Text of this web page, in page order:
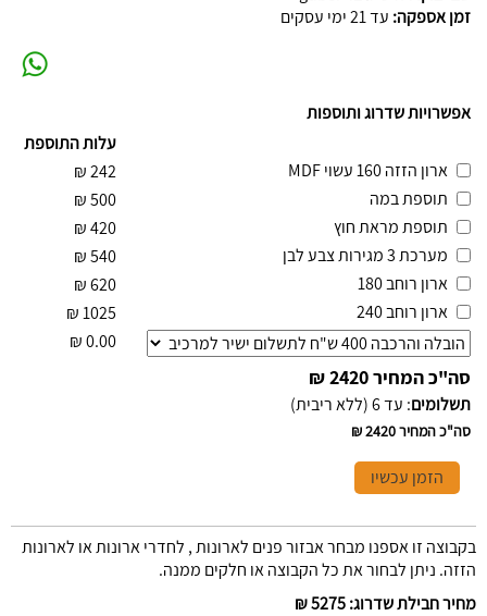
זמן אספקה: עד 21 ימי עסקים
אפשרויות שדרוג ותוספות
עלות התוספת
ארון הזזה 160 עשוי MDF
242
₪
תוספת במה
500
₪
תוספת מראת חוץ
420
₪
מערכת 3 מגירות צבע לבן
540
₪
ארון רוחב 180
620
₪
ארון רוחב 240
1025
₪
0.00
₪
סה"כ המחיר2420 ₪
תשלומים: עד 6 (ללא ריבית)
סה"כ המחיר2420 ₪
הזמן עכשיו
בקבוצה זו אספנו מבחר אבזור פנים לארונות , לחדרי ארונות או לארונות
הזזה. ניתן לבחור את כל הקבוצה או חלקים ממנה.
מחיר חבילת שדרוג:
5275 ₪